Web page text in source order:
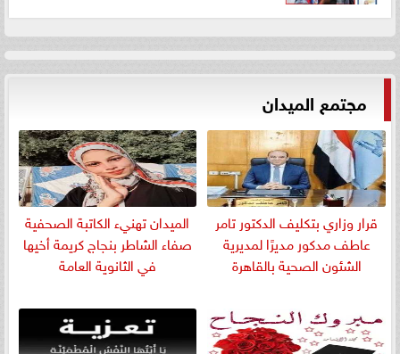
مجتمع الميدان
قرار وزاري بتكليف الدكتور تامر
عاطف مدكور مديرًا لمديرية
الشئون الصحية بالقاهرة
الميدان تهنيء الكاتبة الصحفية
صفاء الشاطر بنجاج كريمة أخيها
في الثانوية العامة